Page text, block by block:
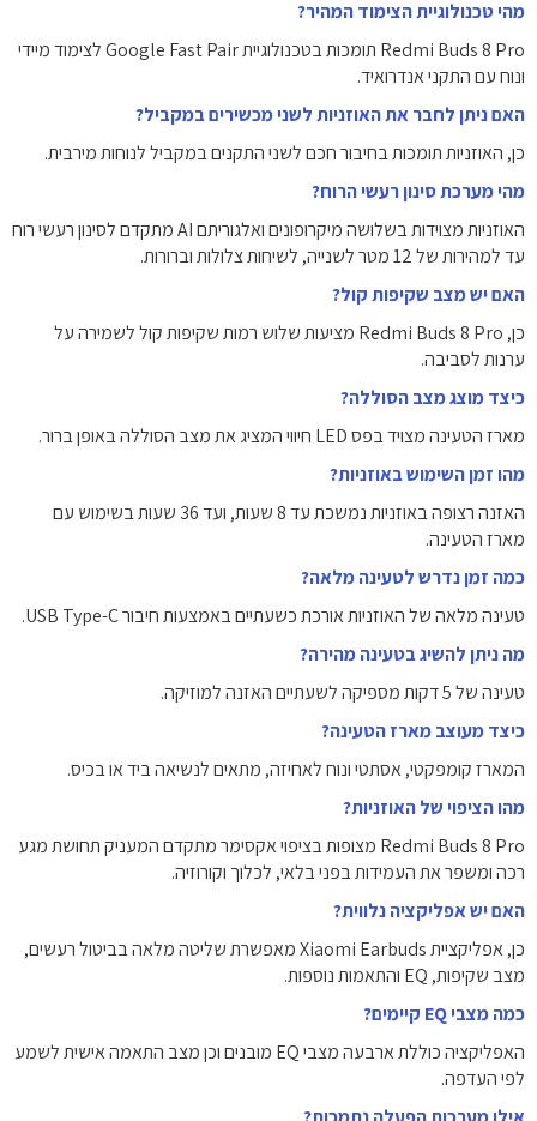
מהי טכנולוגיית הצימוד המהיר?
Redmi Buds 8 Pro תומכות בטכנולוגיית Google Fast Pair לצימוד מיידי
ונוח עם התקני אנדרואיד.
האם ניתן לחבר את האוזניות לשני מכשירים במקביל?
כן, האוזניות תומכות בחיבור חכם לשני התקנים במקביל לנוחות מירבית.
מהי מערכת סינון רעשי הרוח?
האוזניות מצוידות בשלושה מיקרופונים ואלגוריתם AI מתקדם לסינון רעשי רוח
עד למהירות של 12 מטר לשנייה, לשיחות צלולות וברורות.
האם יש מצב שקיפות קול?
כן, Redmi Buds 8 Pro מציעות שלוש רמות שקיפות קול לשמירה על
ערנות לסביבה.
כיצד מוצג מצב הסוללה?
מארז הטעינה מצויד בפס LED חיווי המציג את מצב הסוללה באופן ברור.
מהו זמן השימוש באוזניות?
האזנה רצופה באוזניות נמשכת עד 8 שעות, ועד 36 שעות בשימוש עם
מארז הטעינה.
כמה זמן נדרש לטעינה מלאה?
טעינה מלאה של האוזניות אורכת כשעתיים באמצעות חיבור USB Type-C.
מה ניתן להשיג בטעינה מהירה?
טעינה של 5 דקות מספיקה לשעתיים האזנה למוזיקה.
כיצד מעוצב מארז הטעינה?
המארז קומפקטי, אסתטי ונוח לאחיזה, מתאים לנשיאה ביד או בכיס.
מהו הציפוי של האוזניות?
Redmi Buds 8 Pro מצופות בציפוי אקסימר מתקדם המעניק תחושת מגע
רכה ומשפר את העמידות בפני בלאי, לכלוך וקורוזיה.
האם יש אפליקציה נלווית?
כן, אפליקציית Xiaomi Earbuds מאפשרת שליטה מלאה בביטול רעשים,
מצב שקיפות, EQ והתאמות נוספות.
כמה מצבי EQ קיימים?
האפליקציה כוללת ארבעה מצבי EQ מובנים וכן מצב התאמה אישית לשמע
לפי העדפה.